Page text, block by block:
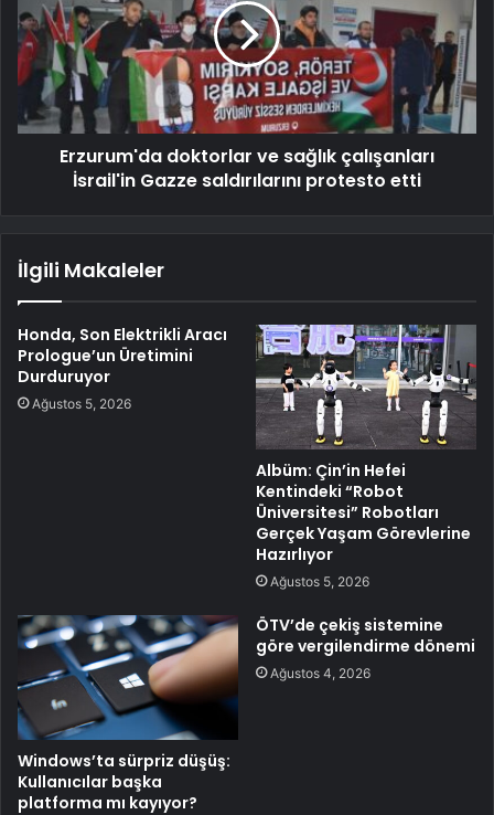
Erzurum'da doktorlar ve sağlık çalışanları
İsrail'in Gazze saldırılarını protesto etti
İlgili Makaleler
Honda, Son Elektrikli Aracı
Prologue’un Üretimini
Durduruyor
Ağustos 5, 2026
Albüm: Çin’in Hefei
Kentindeki “Robot
Üniversitesi” Robotları
Gerçek Yaşam Görevlerine
Hazırlıyor
Ağustos 5, 2026
Windows’ta sürpriz düşüş:
Kullanıcılar başka
platforma mı kayıyor?
ÖTV’de çekiş sistemine
göre vergilendirme dönemi
Ağustos 4, 2026